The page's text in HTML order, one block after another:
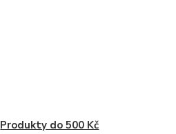
Produkty do 500 Kč